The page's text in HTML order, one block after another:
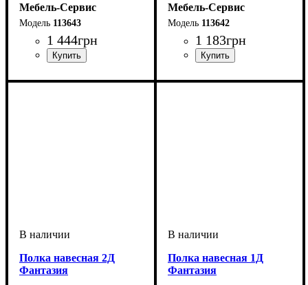
Мебель-Сервис
113643
1 444грн
Мебель-Сервис
113642
1 183грн
Полка навесная 2Д
Фантазия
Полка навесная 1Д
Фантазия